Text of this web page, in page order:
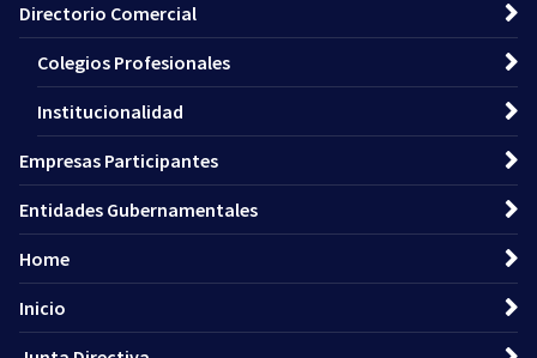
Directorio Comercial
Colegios Profesionales
Institucionalidad
Empresas Participantes
Entidades Gubernamentales
Home
Inicio